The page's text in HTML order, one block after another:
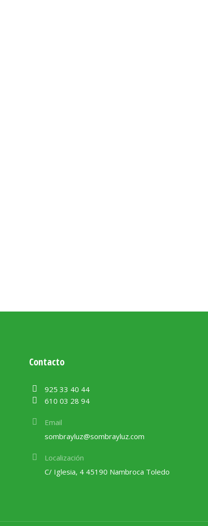
Contacto
925 33 40 44
610 03 28 94
Email
sombrayluz@sombrayluz.com
Localización
C/ Iglesia, 4 45190 Nambroca Toledo